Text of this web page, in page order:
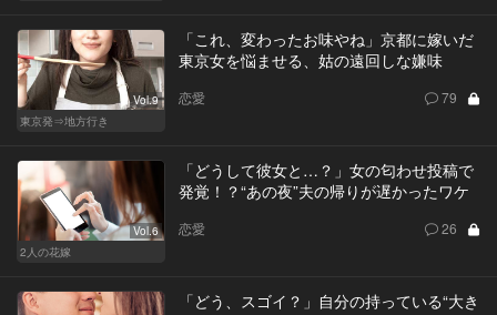
Vol.9
東京発⇒地方行き
「これ、変わったお味やね」京都に嫁いだ
東京女を悩ませる、姑の遠回しな嫌味
恋愛 79
Vol.6
2人の花嫁
「どうして彼女と…？」女の匂わせ投稿で
発覚！？“あの夜”夫の帰りが遅かったワケ
恋愛 26
「どう、スゴイ？」自分の持っている“大き